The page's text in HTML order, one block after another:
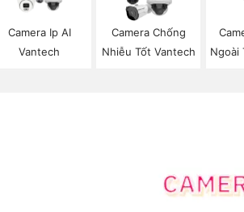
Camera Ip AI
Vantech
Camera Chống
Nhiễu Tốt Vantech
Ngoài